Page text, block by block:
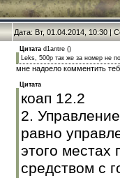
Дата: Вт, 01.04.2014, 10:30 |
Цитата d1antre ()
Leks, 500р так же за номер не
мне надоело комментить
Цитата
коап 12.2
2.
равно
этого местах
средством с